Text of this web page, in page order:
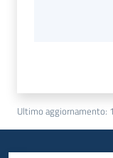
Ultimo aggiornamento: